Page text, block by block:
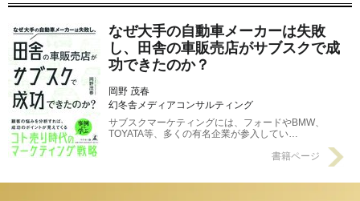
なぜ大手の自動車メーカーは失敗
し、田舎の車販売店がサブスクで成
功できたのか？
岡野 茂春
幻冬舎メディアコンサルティング
サブスクマーケティングには、フォードやBMW、
TOYATA等、多くの有名企業が参入してい…
書籍ページ